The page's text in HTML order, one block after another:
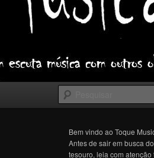
Bem vindo ao Toque
Antes de sair em busca do
tesouro, leia com atenção